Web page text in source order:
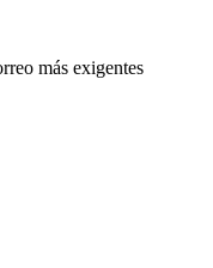
más exigentes